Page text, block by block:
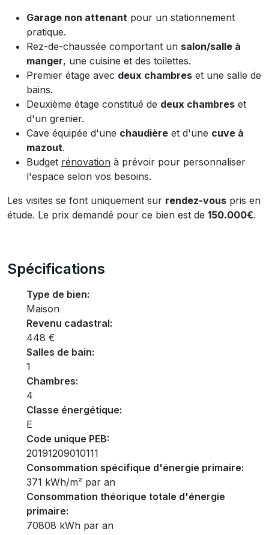
Garage non attenant pour un stationnement
pratique.
Rez-de-chaussée comportant un salon/salle à
manger, une cuisine et des toilettes.
Premier étage avec deux chambres et une salle de
bains.
Deuxième étage constitué de deux chambres et
d'un grenier.
Cave équipée d'une chaudière et d'une cuve à
mazout.
Budget rénovation à prévoir pour personnaliser
l'espace selon vos besoins.
Les visites se font uniquement sur rendez-vous pris en
étude. Le prix demandé pour ce bien est de 150.000€.
Spécifications
Type de bien:
Maison
Revenu cadastral:
448 €
Salles de bain:
1
Chambres:
4
Classe énergétique:
E
Code unique PEB:
20191209010111
Consommation spécifique d'énergie primaire:
371 kWh/m² par an
Consommation théorique totale d'énergie
primaire:
70808 kWh par an